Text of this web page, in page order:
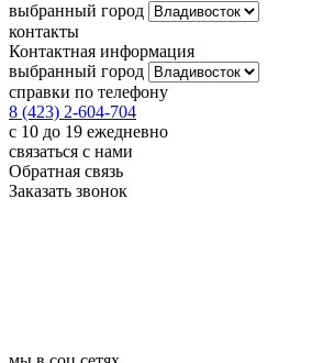
выбранный город
контакты
Контактная информация
выбранный город
справки по телефону
8 (423) 2-604-704
с 10 до 19 ежедневно
связаться с нами
Обратная связь
Заказать звонок